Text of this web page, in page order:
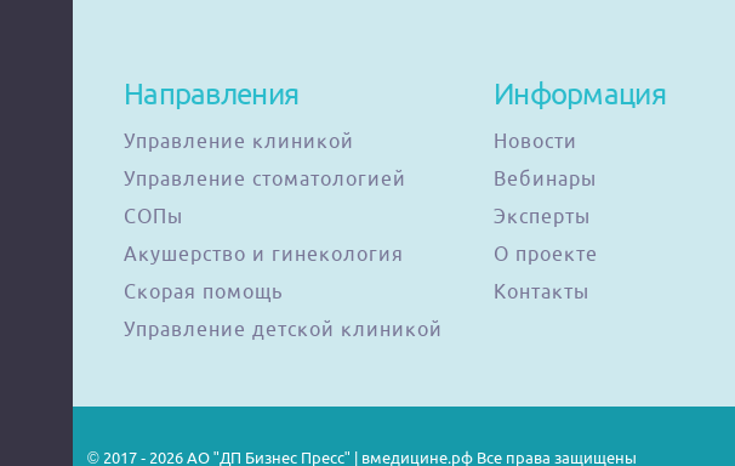
Направления
Управление клиникой
Управление стоматологией
СОПы
Акушерство и гинекология
Скорая помощь
Управление детской клиникой
Информация
Новости
Вебинары
Эксперты
О проекте
Контакты
© 2017 - 2026 АО "ДП Бизнес Пресс" | вмедицине.рф Все права защищены